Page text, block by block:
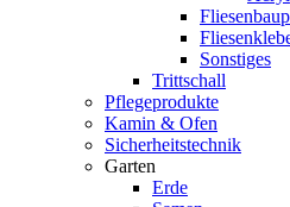
Sonstiges
Trittschall
Pflegeprodukte
Kamin & Ofen
Sicherheitstechnik
Garten
Erde